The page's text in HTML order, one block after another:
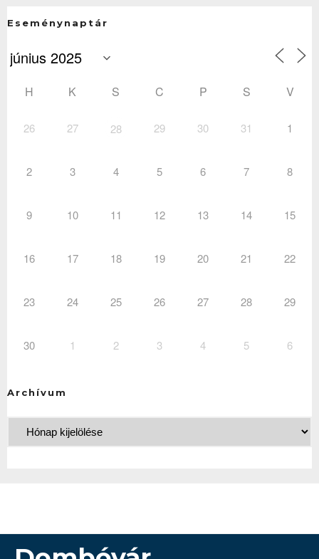
Eseménynaptár
H K S C P S V
26 27 28 29 30 31 1
2 3 4 5 6 7 8
9 10 11 12 13 14 15
16 17 18 19 20 21 22
23 24 25 26 27 28 29
30 1 2 3 4 5 6
Archívum